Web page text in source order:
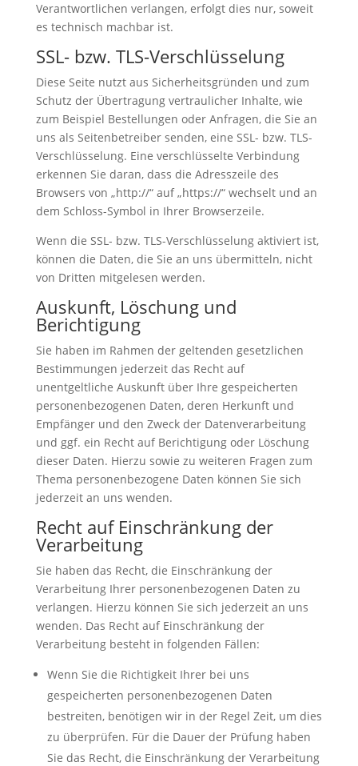
Verantwortlichen verlangen, erfolgt dies nur, soweit
es technisch machbar ist.
SSL- bzw. TLS-Verschlüsselung
Diese Seite nutzt aus Sicherheitsgründen und zum
Schutz der Übertragung vertraulicher Inhalte, wie
zum Beispiel Bestellungen oder Anfragen, die Sie an
uns als Seitenbetreiber senden, eine SSL- bzw. TLS-
Verschlüsselung. Eine verschlüsselte Verbindung
erkennen Sie daran, dass die Adresszeile des
Browsers von „http://“ auf „https://“ wechselt und an
dem Schloss-Symbol in Ihrer Browserzeile.
Wenn die SSL- bzw. TLS-Verschlüsselung aktiviert ist,
können die Daten, die Sie an uns übermitteln, nicht
von Dritten mitgelesen werden.
Auskunft, Löschung und
Berichtigung
Sie haben im Rahmen der geltenden gesetzlichen
Bestimmungen jederzeit das Recht auf
unentgeltliche Auskunft über Ihre gespeicherten
personenbezogenen Daten, deren Herkunft und
Empfänger und den Zweck der Datenverarbeitung
und ggf. ein Recht auf Berichtigung oder Löschung
dieser Daten. Hierzu sowie zu weiteren Fragen zum
Thema personenbezogene Daten können Sie sich
jederzeit an uns wenden.
Recht auf Einschränkung der
Verarbeitung
Sie haben das Recht, die Einschränkung der
Verarbeitung Ihrer personenbezogenen Daten zu
verlangen. Hierzu können Sie sich jederzeit an uns
wenden. Das Recht auf Einschränkung der
Verarbeitung besteht in folgenden Fällen:
Wenn Sie die Richtigkeit Ihrer bei uns
gespeicherten personenbezogenen Daten
bestreiten, benötigen wir in der Regel Zeit, um dies
zu überprüfen. Für die Dauer der Prüfung haben
Sie das Recht, die Einschränkung der Verarbeitung